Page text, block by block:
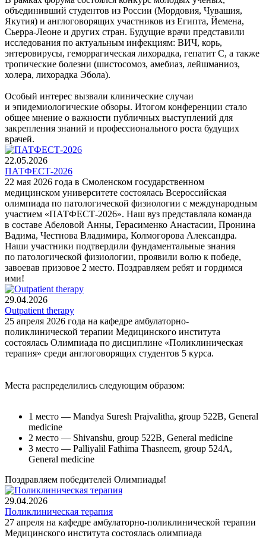
объединивший студентов из России (Мордовия, Чувашия,
Якутия) и англоговорящих участников из Египта, Йемена,
Сьерра-Леоне и других стран. Будущие врачи представили
исследования по актуальным инфекциям: ВИЧ, корь,
энтеровирусы, геморрагическая лихорадка, гепатит С, а также
тропические болезни (шистосомоз, амебиаз, лейшманиоз,
холера, лихорадка Эбола).
Особый интерес вызвали клинические случаи
и эпидемиологические обзоры. Итогом конференции стало
общее мнение о важности публичных выступлений для
закрепления знаний и профессионального роста будущих
врачей.
22.05.2026
ПАТФЕСТ-2026
22 мая 2026 года в Смоленском государственном
медицинском университете состоялась Всероссийская
олимпиада по патологической физиологии с международным
участием «ПАТФЕСТ-2026». Наш вуз представляла команда
в составе Абеловой Анны, Герасименко Анастасии, Пронина
Вадима, Честнова Владимира, Колмогорова Александра.
Наши участники подтвердили фундаментальные знания
по патологической физиологии, проявили волю к победе,
завоевав призовое 2 место. Поздравляем ребят и гордимся
ими!
29.04.2026
Outpatient therapy
25 апреля 2026 года на кафедре амбулаторно-
поликлинической терапии Медицинского института
состоялась Олимпиада по дисциплине «Поликлиническая
терапия» среди англоговорящих студентов 5 курса.
Места распределились следующим образом:
1 место — Mandya Suresh Prajvalitha, group 522B, General
medicine
2 место — Shivanshu, group 522B, General medicine
3 место — Palliyalil Fathima Thasneem, group 524A,
General medicine
Поздравляем победителей Олимпиады!
29.04.2026
Поликлиническая терапия
27 апреля на кафедре амбулаторно-поликлинической терапии
Медицинского института состоялась олимпиада